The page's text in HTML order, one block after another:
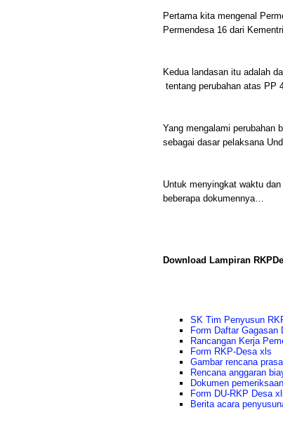
Pertama kita mengenal
Permendesa 16 dari
Kedua landasan itu adalah
tentang perubahan atas PP
Yang mengalami perubahan
sebagai dasar pelaksana
Untuk menyingkat waktu
beberapa dokumennya…
Download Lampiran
SK Tim Penyusun
Form Daftar Gagasan
Rancangan Kerja
Form RKP-Desa xls
Gambar rencana
Rencana anggaran
Dokumen
Form DU-RKP Desa
Berita acara